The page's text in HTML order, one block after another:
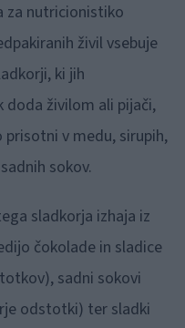
za nutricionistiko
živil vsebuje
ki jih
doda živilom ali pijači,
v medu, sirupih,
sokov.
sladkorja izhaja iz
čokolade in sladice
sadni sokovi
odstotki) ter sladki